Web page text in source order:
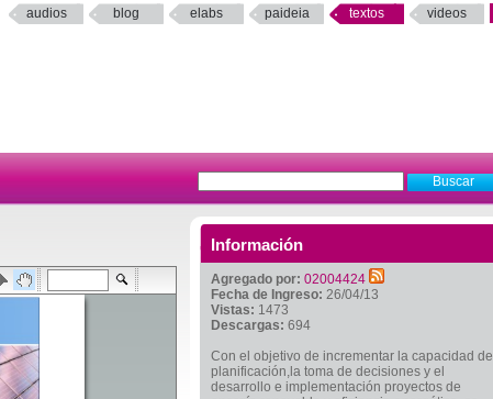
audios blog elabs paideia textos videos
Información
Agregado por: 02004424
Fecha de Ingreso: 26/04/13
Vistas: 1473
Descargas: 694
Con el objetivo de incrementar la capacidad de
planificación,la toma de decisiones y el
desarrollo e implementación proyectos de